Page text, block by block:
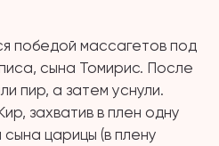
победой массагетов под
сына Томирис. После
пир, а затем уснули.
захватив в плен одну
царицы (в плену